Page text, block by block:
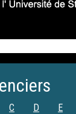
C D E